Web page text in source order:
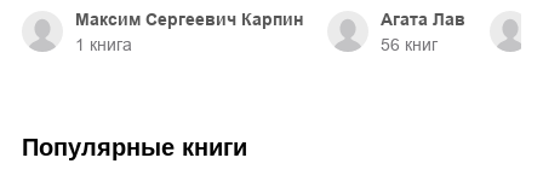
Максим Сергеевич Карпин
1 книга
Агата Лав
56 книг
Популярные книги